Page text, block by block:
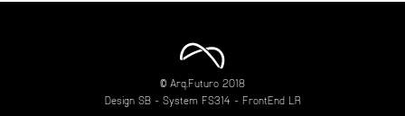
© Arq.Futuro 2018
Design SB- System FS314 - FrontEnd LR